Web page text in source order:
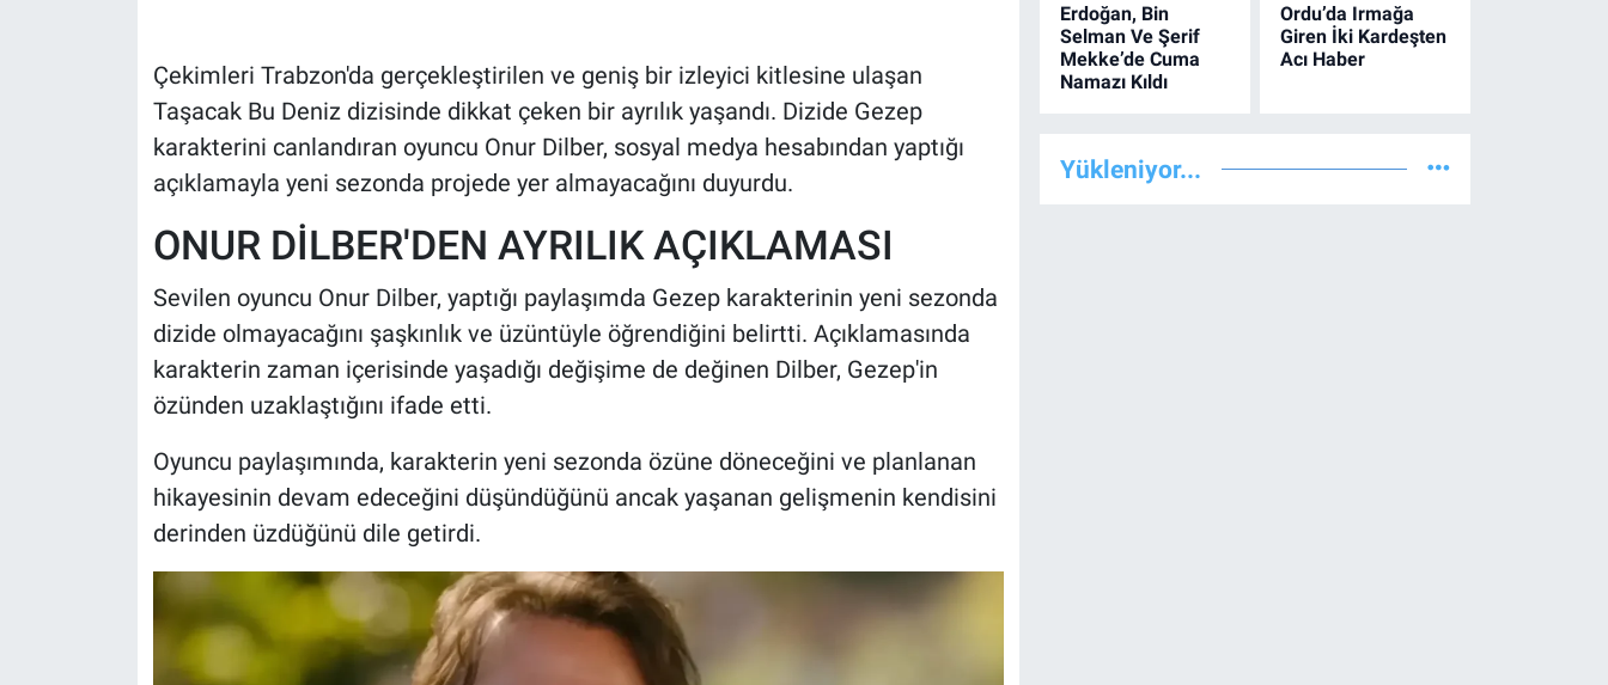
Çekimleri Trabzon'da gerçekleştirilen ve geniş bir izleyici kitlesine ulaşan
Taşacak Bu Deniz dizisinde dikkat çeken bir ayrılık yaşandı. Dizide Gezep
karakterini canlandıran oyuncu Onur Dilber, sosyal medya hesabından yaptığı
açıklamayla yeni sezonda projede yer almayacağını duyurdu.
ONUR DİLBER'DEN AYRILIK AÇIKLAMASI
Sevilen oyuncu Onur Dilber, yaptığı paylaşımda Gezep karakterinin yeni sezonda
dizide olmayacağını şaşkınlık ve üzüntüyle öğrendiğini belirtti. Açıklamasında
karakterin zaman içerisinde yaşadığı değişime de değinen Dilber, Gezep'in
özünden uzaklaştığını ifade etti.
Oyuncu paylaşımında, karakterin yeni sezonda özüne döneceğini ve planlanan
hikayesinin devam edeceğini düşündüğünü ancak yaşanan gelişmenin kendisini
derinden üzdüğünü dile getirdi.
Erdoğan, Bin
Selman Ve Şerif
Mekke’de Cuma
Namazı Kıldı
Ordu’da Irmağa
Giren İki Kardeşten
Acı Haber
Yükleniyor...
POLİTİKA